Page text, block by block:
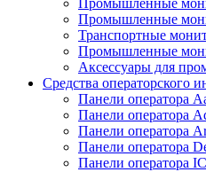
Промышленные
Промышленные
Транспортные
Промышленные
Аксессуары для
Средства операторского
Панели оператора
Панели оператора
Панели оператора
Панели оператора
Панели оператора